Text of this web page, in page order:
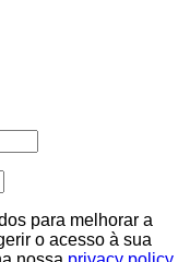
para melhorar a
o acesso à sua